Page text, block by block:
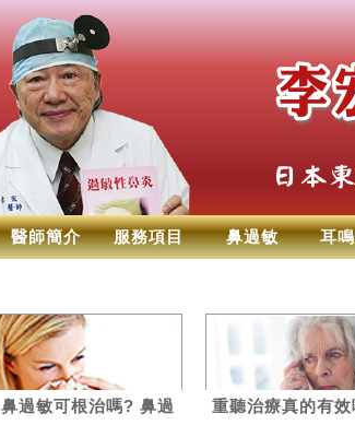
醫師簡介 服務項目 鼻過敏 耳
鼻過敏可根治嗎? 鼻過
重聽治療真的有效